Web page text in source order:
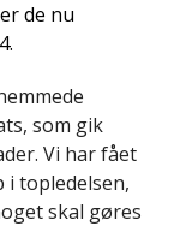
de nu
som gik
Vi har fået
i topledelsen,
skal gøres